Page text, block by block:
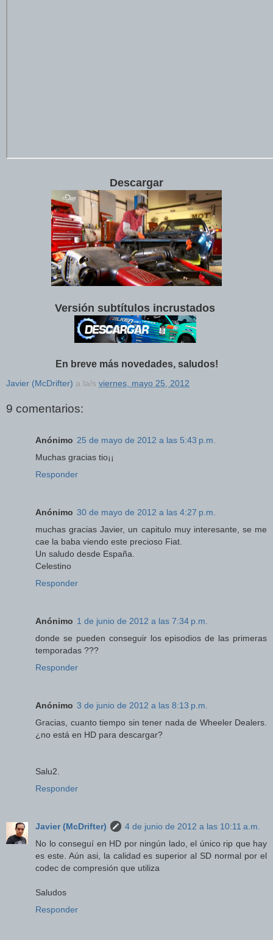
Descargar
Versión subtítulos incrustados
En breve más novedades, saludos!
Javier (McDrifter) a la/s viernes, mayo 25, 2012
9 comentarios:
Anónimo 25 de mayo de 2012 a las 5:43 p.m.
Muchas gracias tio¡¡
Responder
Anónimo 30 de mayo de 2012 a las 4:27 p.m.
muchas gracias Javier, un capitulo muy interesante, se me
cae la baba viendo este precioso Fiat.
Un saludo desde España.
Celestino
Responder
Anónimo 1 de junio de 2012 a las 7:34 p.m.
donde se pueden conseguir los episodios de las primeras
temporadas ???
Responder
Anónimo 3 de junio de 2012 a las 8:13 p.m.
Gracias, cuanto tiempo sin tener nada de Wheeler Dealers.
¿no está en HD para descargar?
Salu2.
Responder
Javier (McDrifter)
4 de junio de 2012 a las 10:11 a.m.
No lo conseguí en HD por ningún lado, el único rip que hay
es este. Aún asi, la calidad es superior al SD normal por el
codec de compresión que utiliza
Saludos
Responder